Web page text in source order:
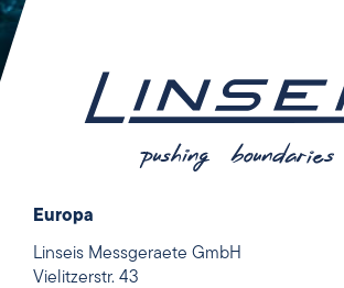
Europa
Linseis Messgeraete GmbH
Vielitzerstr. 43